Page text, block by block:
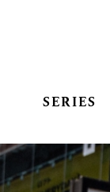
SERIES